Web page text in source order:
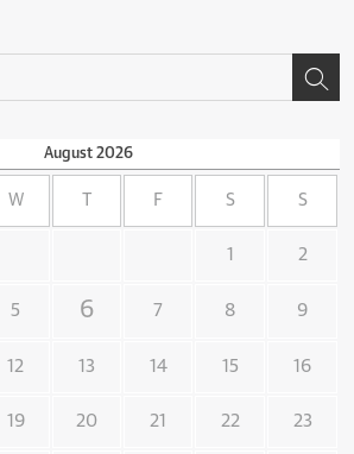
August 2026
W F S S
1 2
5 6 7 8 9
12 13 14 15 16
19 20 21 22 23